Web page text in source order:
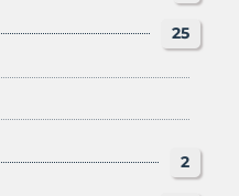
25
2